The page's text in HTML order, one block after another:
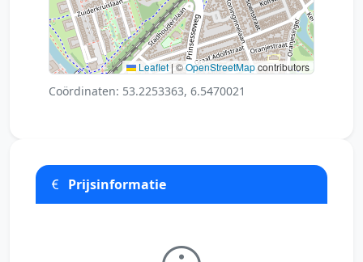
Leaflet | ©OpenStreetMapcontributors
Coördinaten: 53.2253363, 6.5470021
Prijsinformatie